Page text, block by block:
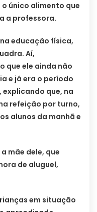
o único alimento que
a professora.
educação física,
Aí,
que ele ainda não
e já era o período
que, na
refeição por turno,
alunos da manhã e
mãe dele, que
de aluguel,
em situação